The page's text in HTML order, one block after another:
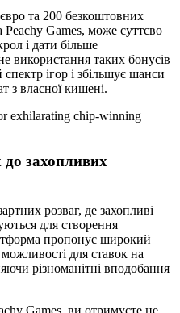
та 200 безкоштовних
Games, може суттєво
і дати більше
використання таких бонусів
ігор і збільшує шанси
з власної кишені.
захопливих
розваг, де захопливі
для створення
пропонує широкий
можливості для ставок на
різноманітні вподобання
Games, ви отримуєте не